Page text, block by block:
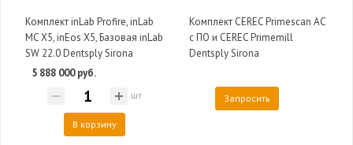
Комплект inLab Profire, inLab
MC X5, inEos X5, Базовая inLab
SW 22.0 Dentsply Sirona
5 888 000 руб.
шт
В корзину
Комплект CEREC Primescan AC
с ПО и CEREC Primemill
Dentsply Sirona
Запросить